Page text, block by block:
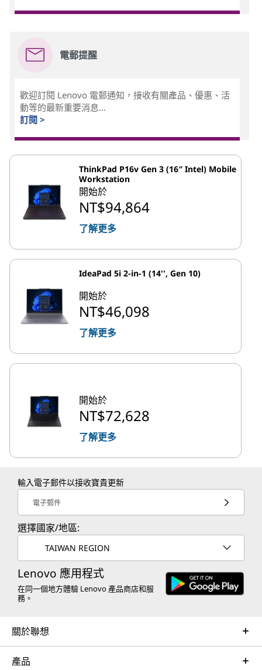
電郵提醒
歡迎訂閱 Lenovo 電郵通知，接收有關產品、優惠、活
動等的最新重要消息...
訂閱 >
ThinkPad P16v Gen 3 (16″ Intel) Mobile
Workstation
開始於
NT$94,864
了解更多
IdeaPad 5i 2-in-1 (14'', Gen 10)
開始於
NT$46,098
了解更多
開始於
NT$72,628
了解更多
輸入電子郵件以接收寶貴更新
電子郵件
選擇國家/地區:
TAIWAN REGION
Lenovo 應用程式
在同一個地方體驗 Lenovo 產品商店和服
務。
關於聯想
產品